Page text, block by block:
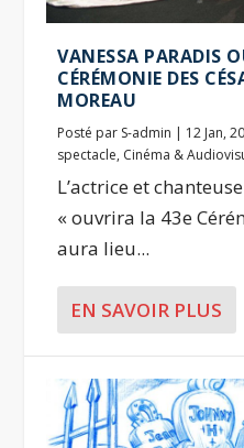
VANESSA PARADIS
CÉRÉMONIE DES
MOREAU
Posté par S-admin | 12 Jan,
spectacle, Cinéma &
L’actrice et
« ouvrira la 43e
aura lieu...
EN SAVOIR PLUS